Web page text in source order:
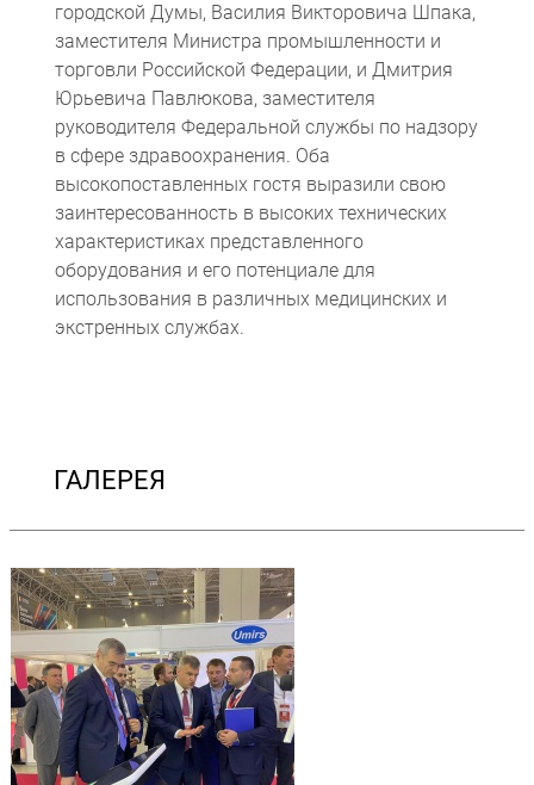
городской Думы, Василия Викторовича Шпака,
заместителя Министра промышленности и
торговли Российской Федерации, и Дмитрия
Юрьевича Павлюкова, заместителя
руководителя Федеральной службы по надзору
в сфере здравоохранения. Оба
высокопоставленных гостя выразили свою
заинтересованность в высоких технических
характеристиках представленного
оборудования и его потенциале для
использования в различных медицинских и
экстренных службах.
ГАЛЕРЕЯ